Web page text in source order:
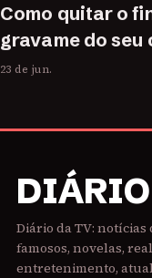
Como quitar o
gravame do seu
23 de jun.
Diário da TV: notícias
famosos, novelas,
entretenimento,